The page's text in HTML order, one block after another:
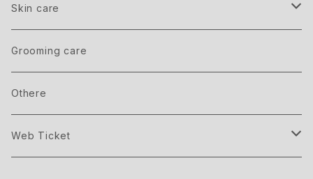
Member
Skin care
inner care
outer care
Grooming care
Othere
Web Ticket